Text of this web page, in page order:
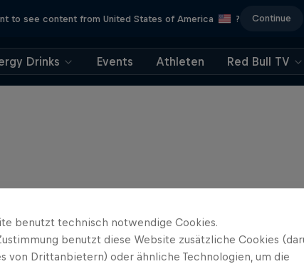
to see content from United States of America ? Continue
Drinks Events Athleten Red Bull TV
benutzt technisch notwendige Cookies.
benutzt diese Website zusätzliche Cookies
von Drittanbietern) oder ähnliche Technologien, um die